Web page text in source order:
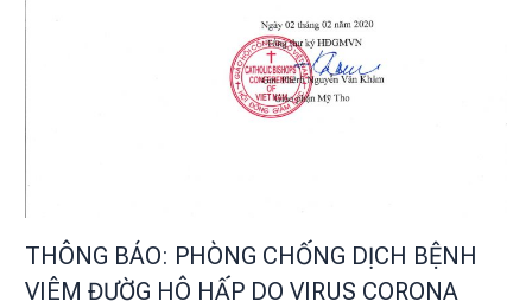
THÔNG BÁO: PHÒNG CHỐNG DỊCH BỆNH
VIÊM ĐƯỜG HÔ HẤP DO VIRUS CORONA